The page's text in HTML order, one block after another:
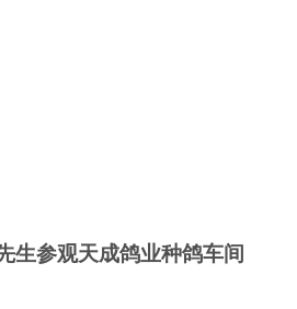
生参观天成鸽业种鸽车间